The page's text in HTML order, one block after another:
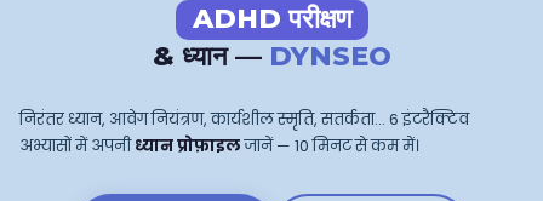
ADHD परीक्षण
& ध्यान — DYNSEO
निरंतर ध्यान, आवेग नियंत्रण, कार्यशील स्मृति, सतर्कता… 6 इंटरैक्टिव
अभ्यासों में अपनीध्यान प्रोफ़ाइलजानें — 10 मिनट से कम में।